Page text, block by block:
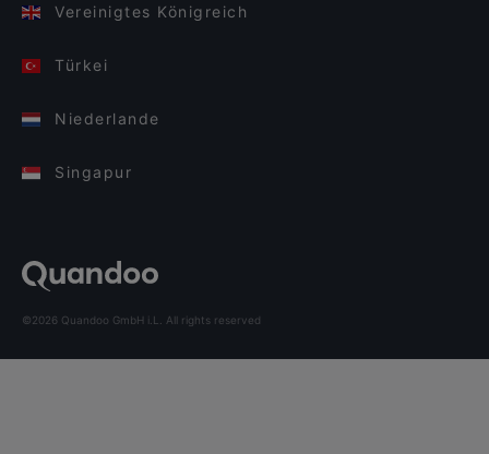
Vereinigtes Königreich
Türkei
Niederlande
Singapur
©2026 Quandoo GmbH i.L. All rights reserved